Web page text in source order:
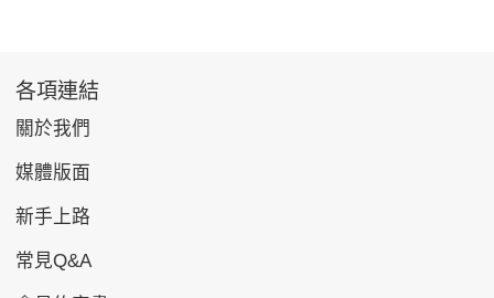
各項連結
關於我們
媒體版面
新手上路
常見Q&A